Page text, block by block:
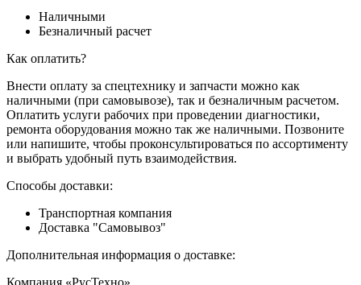
Наличными
Безналичный расчет
Как оплатить?
Внести оплату за спецтехнику и запчасти можно как
наличными (при самовывозе), так и безналичным расчетом.
Оплатить услуги рабочих при проведении диагностики,
ремонта оборудования можно так же наличными. Позвоните
или напишите, чтобы проконсультироваться по ассортименту
и выбрать удобный путь взаимодействия.
Способы доставки:
Транспортная компания
Доставка "Самовывоз"
Дополнительная информация о доставке:
Компания «РусТехно»